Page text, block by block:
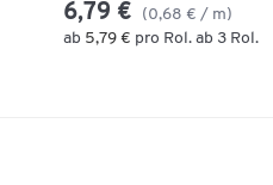
6,79 €
(0,68 € / m)
ab 5,79 € pro Rol. ab 3 Rol.